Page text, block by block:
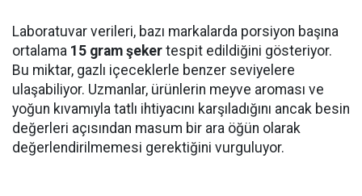
Laboratuvar verileri, bazı markalarda porsiyon başına
ortalama 15 gram şeker tespit edildiğini gösteriyor.
Bu miktar, gazlı içeceklerle benzer seviyelere
ulaşabiliyor. Uzmanlar, ürünlerin meyve aroması ve
yoğun kıvamıyla tatlı ihtiyacını karşıladığını ancak besin
değerleri açısından masum bir ara öğün olarak
değerlendirilmemesi gerektiğini vurguluyor.